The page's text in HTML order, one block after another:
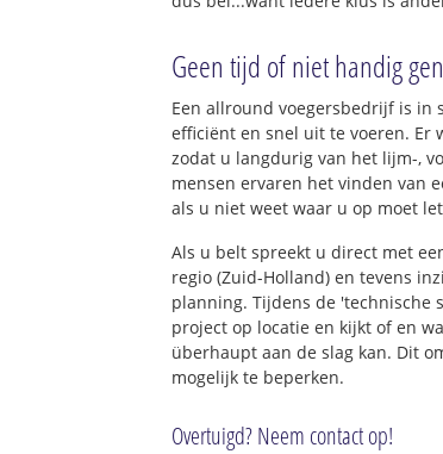
Geen tijd of niet handig
Een allround voegersbedrijf is in
efficiënt en snel uit te voeren. Er
zodat u langdurig van het lijm-,
mensen ervaren het vinden van
als u niet weet waar u op moet
Als u belt spreekt u direct met
regio (Zuid-Holland) en tevens
planning. Tijdens de 'technische
project op locatie en kijkt of en
überhaupt aan de slag kan. Dit
mogelijk te beperken.
Overtuigd? Neem contact op!